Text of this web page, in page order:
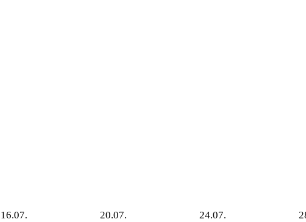
16.07. 20.07. 24.07.